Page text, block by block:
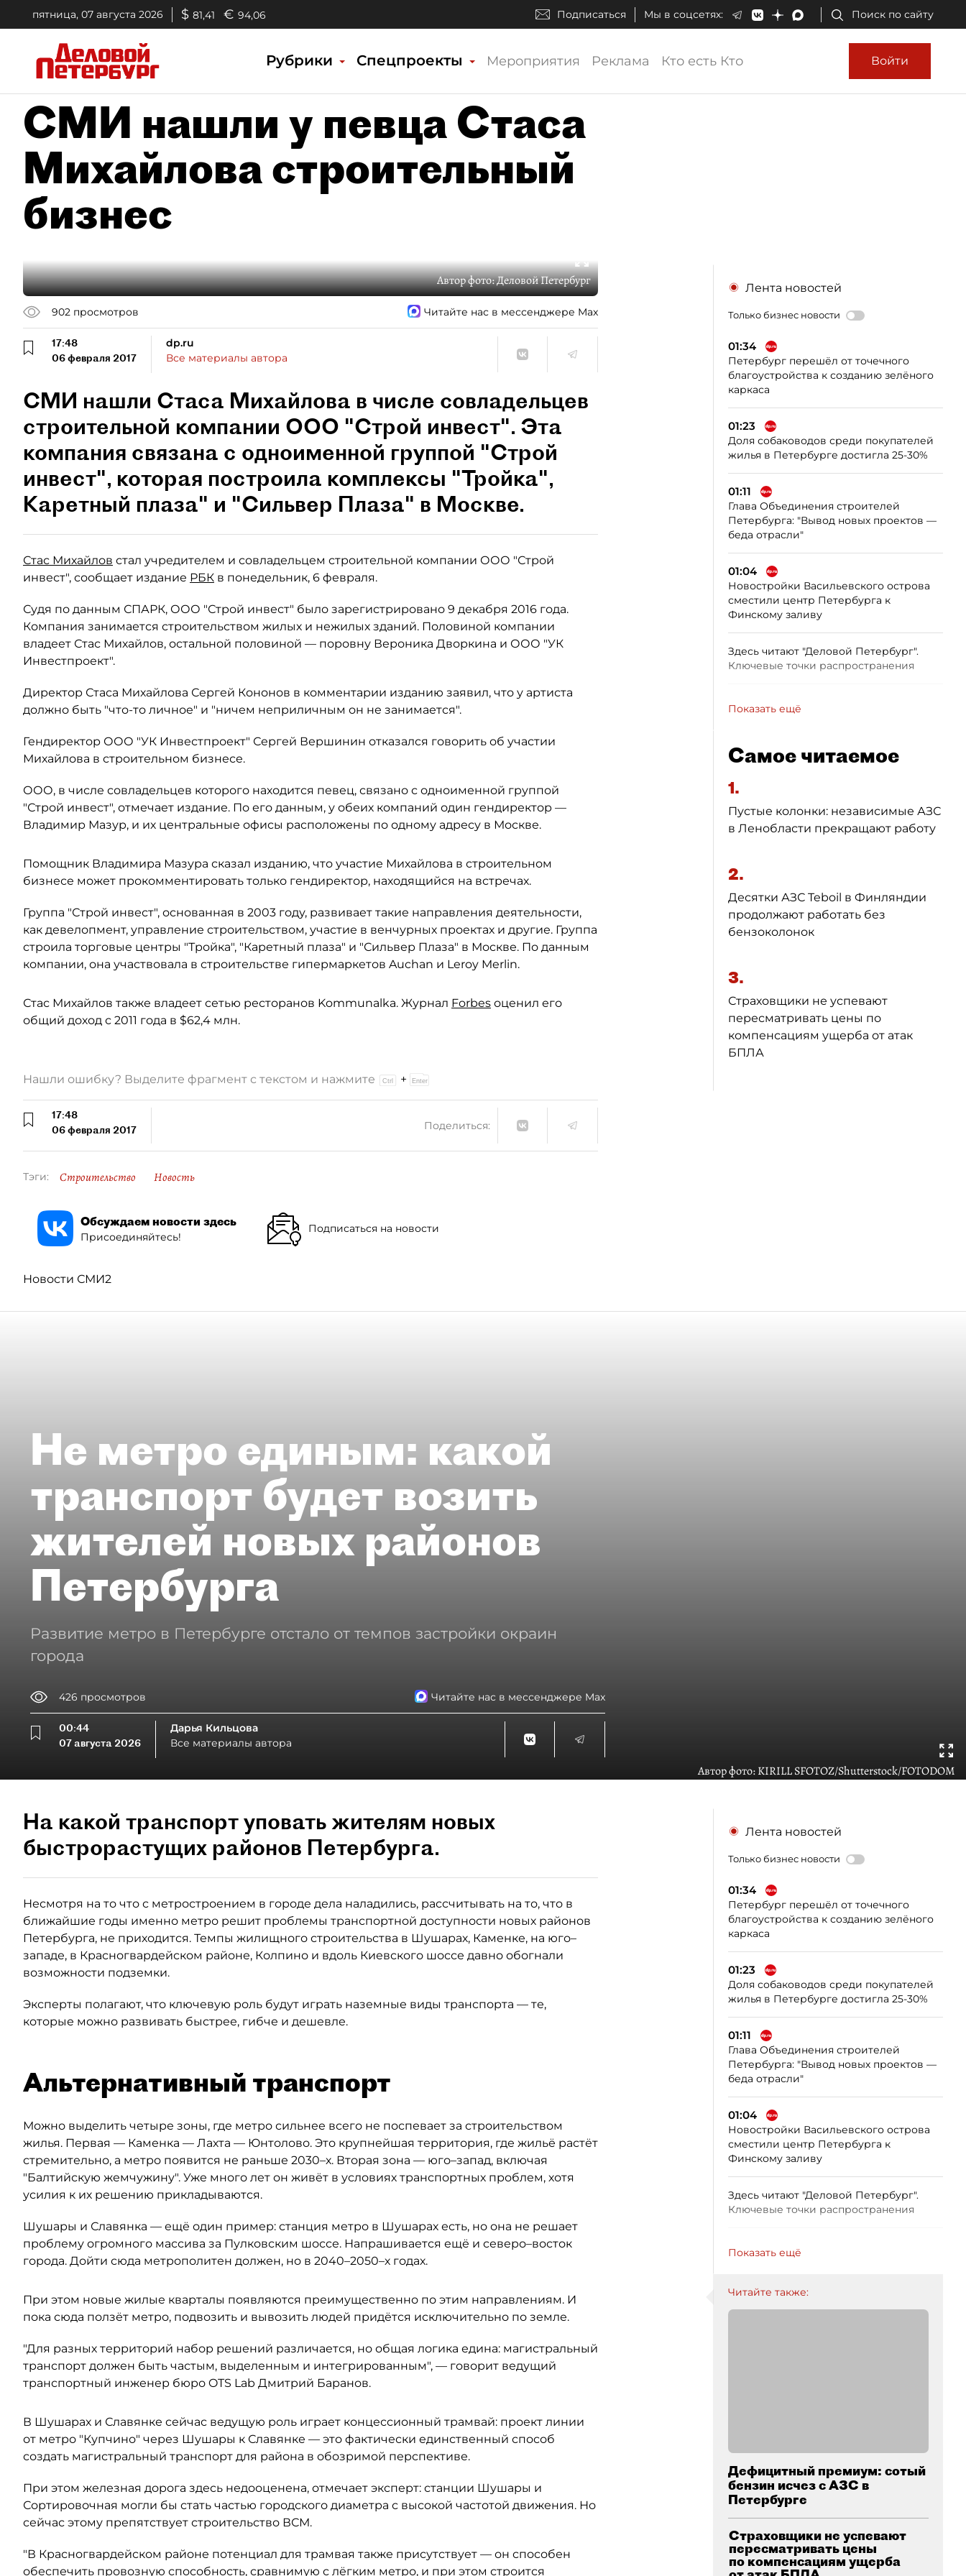
пятница, 07 августа 2026 $ 81,41 € 94,06 Подписаться Мы в соцсетях: Поиск по сайту
Рубрики Спецпроекты Мероприятия Реклама Кто есть Кто Войти
СМИ нашли у певца Стаса
Михайлова строительный
бизнес
Автор фото:Деловой Петербург
902 просмотров Читайте нас в мессенджере Max
17:48
06 февраля 2017
dp.ru
Все материалы автора
СМИ нашли Стаса Михайлова в числе совладельцев
строительной компании ООО "Строй инвест". Эта
компания связана с одноименной группой "Строй
инвест", которая построила комплексы "Тройка",
Каретный плаза" и "Сильвер Плаза" в Москве.
Стас Михайлов стал учредителем и совладельцем строительной компании ООО "Строй
инвест", сообщает издание РБК в понедельник, 6 февраля.
Судя по данным СПАРК, ООО "Строй инвест" было зарегистрировано 9 декабря 2016 года.
Компания занимается строительством жилых и нежилых зданий. Половиной компании
владеет Стас Михайлов, остальной половиной — поровну Вероника Дворкина и ООО "УК
Инвестпроект".
Директор Стаса Михайлова Сергей Кононов в комментарии изданию заявил, что у артиста
должно быть "что-то личное" и "ничем неприличным он не занимается".
Гендиректор ООО "УК Инвестпроект" Сергей Вершинин отказался говорить об участии
Михайлова в строительном бизнесе.
ООО, в числе совладельцев которого находится певец, связано с одноименной группой
"Строй инвест", отмечает издание. По его данным, у обеих компаний один гендиректор —
Владимир Мазур, и их центральные офисы расположены по одному адресу в Москве.
Помощник Владимира Мазура сказал изданию, что участие Михайлова в строительном
бизнесе может прокомментировать только гендиректор, находящийся на встречах.
Группа "Строй инвест", основанная в 2003 году, развивает такие направления деятельности,
как девелопмент, управление строительством, участие в венчурных проектах и другие. Группа
строила торговые центры "Тройка", "Каретный плаза" и "Сильвер Плаза" в Москве. По данным
компании, она участвовала в строительстве гипермаркетов Auchan и Leroy Merlin.
Стас Михайлов также владеет сетью ресторанов Kommunalka. Журнал Forbes оценил его
общий доход с 2011 года в $62,4 млн.
Лента новостей
Только бизнес новости
01:34
Петербург перешёл от точечного
благоустройства к созданию зелёного
каркаса
01:23
Доля собаководов среди покупателей
жилья в Петербурге достигла 25-30%
01:11
Глава Объединения строителей
Петербурга: "Вывод новых проектов —
беда отрасли"
01:04
Новостройки Васильевского острова
сместили центр Петербурга к
Финскому заливу
Здесь читают "Деловой Петербург".
Ключевые точки распространения
Показать ещё
Самое читаемое
1.
Пустые колонки: независимые АЗС
в Ленобласти прекращают работу
2.
Десятки АЗС Teboil в Финляндии
продолжают работать без
бензоколонок
3.
Страховщики не успевают
пересматривать цены по
компенсациям ущерба от атак
БПЛА
Нашли ошибку? Выделите фрагмент с текстом и нажмите
+
17:48
06 февраля 2017
Поделиться:
Тэги: Строительство Новость
Обсуждаем новости здесь
Присоединяйтесь!
Подписаться на новости
Новости СМИ2
Не метро единым: какой
транспорт будет возить
жителей новых районов
Петербурга
Развитие метро в Петербурге отстало от темпов застройки окраин
города
426 просмотров Читайте нас в мессенджере Max
00:44
07 августа 2026
Дарья Кильцова
Все материалы автора
Автор фото:KIRILL SFOTOZ/Shutterstock/FOTODOM
На какой транспорт уповать жителям новых
быстрорастущих районов Петербурга.
Несмотря на то что с метростроением в городе дела наладились, рассчитывать на то, что в
ближайшие годы именно метро решит проблемы транспортной доступности новых районов
Петербурга, не приходится. Темпы жилищного строительства в Шушарах, Каменке, на юго–
западе, в Красногвардейском районе, Колпино и вдоль Киевского шоссе давно обогнали
возможности подземки.
Эксперты полагают, что ключевую роль будут играть наземные виды транспорта — те,
которые можно развивать быстрее, гибче и дешевле.
Альтернативный транспорт
Можно выделить четыре зоны, где метро сильнее всего не поспевает за строительством
жилья. Первая — Каменка — Лахта — Юнтолово. Это крупнейшая территория, где жильё растёт
стремительно, а метро появится не раньше 2030–х. Вторая зона — юго–запад, включая
"Балтийскую жемчужину". Уже много лет он живёт в условиях транспортных проблем, хотя
усилия к их решению прикладываются.
Шушары и Славянка — ещё один пример: станция метро в Шушарах есть, но она не решает
проблему огромного массива за Пулковским шоссе. Напрашивается ещё и северо–восток
города. Дойти сюда метрополитен должен, но в 2040–2050–х годах.
При этом новые жилые кварталы появляются преимущественно по этим направлениям. И
пока сюда ползёт метро, подвозить и вывозить людей придётся исключительно по земле.
"Для разных территорий набор решений различается, но общая логика едина: магистральный
транспорт должен быть частым, выделенным и интегрированным", — говорит ведущий
транспортный инженер бюро OTS Lab Дмитрий Баранов.
В Шушарах и Славянке сейчас ведущую роль играет концессионный трамвай: проект линии
от метро "Купчино" через Шушары к Славянке — это фактически единственный способ
создать магистральный транспорт для района в обозримой перспективе.
При этом железная дорога здесь недооценена, отмечает эксперт: станции Шушары и
Сортировочная могли бы стать частью городского диаметра с высокой частотой движения. Но
сейчас этому препятствует строительство ВСМ.
"В Красногвардейском районе потенциал для трамвая также присутствует — он способен
обеспечить провозную способность, сравнимую с лёгким метро, и при этом строится
Лента новостей
Только бизнес новости
01:34
Петербург перешёл от точечного
благоустройства к созданию зелёного
каркаса
01:23
Доля собаководов среди покупателей
жилья в Петербурге достигла 25-30%
01:11
Глава Объединения строителей
Петербурга: "Вывод новых проектов —
беда отрасли"
01:04
Новостройки Васильевского острова
сместили центр Петербурга к
Финскому заливу
Здесь читают "Деловой Петербург".
Ключевые точки распространения
Показать ещё
Читайте также:
Дефицитный премиум: сотый
бензин исчез с АЗС в
Петербурге
Страховщики не успевают
пересматривать цены
по компенсациям ущерба